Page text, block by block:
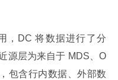
，DC 将数据进行了分
源层为来自于 MDS、O
包含行内数据、外部数